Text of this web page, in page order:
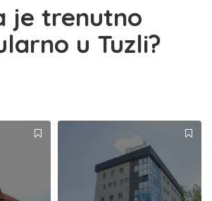
je trenutno
u Tuzli?